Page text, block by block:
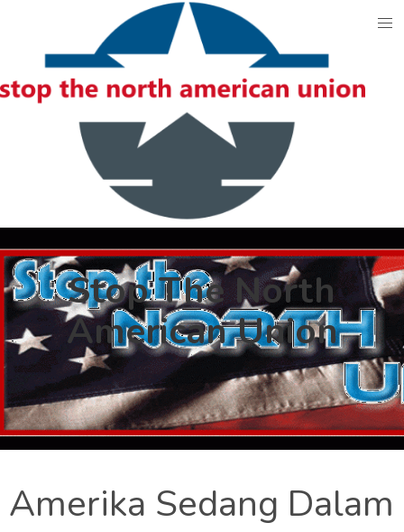
content
Stop The North
American Union
Amerika Sedang Dalam